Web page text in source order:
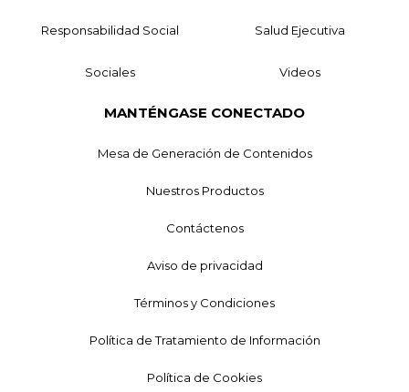
Responsabilidad Social Salud Ejecutiva
Sociales Videos
MANTÉNGASE CONECTADO
Mesa de Generación de Contenidos
Nuestros Productos
Contáctenos
Aviso de privacidad
Términos y Condiciones
Política de Tratamiento de Información
Política de Cookies